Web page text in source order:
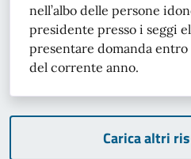
nell’albo delle persone
presidente presso i seggi
presentare domanda
del corrente anno.
Carica altri